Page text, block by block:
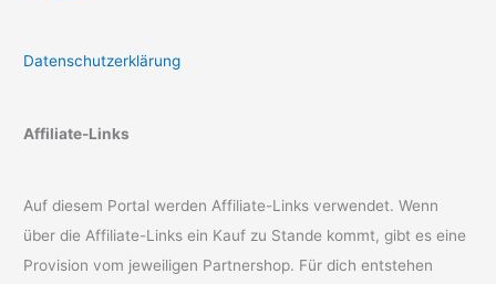
Datenschutzerklärung
Affiliate-Links
Auf diesem Portal werden Affiliate-Links verwendet. Wenn
über die Affiliate-Links ein Kauf zu Stande kommt, gibt es eine
Provision vom jeweiligen Partnershop. Für dich entstehen